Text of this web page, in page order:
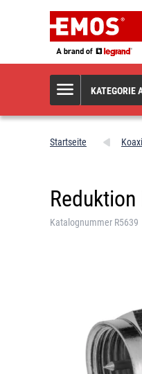
KATEGORIE
Startseite
Katalognummer R5639